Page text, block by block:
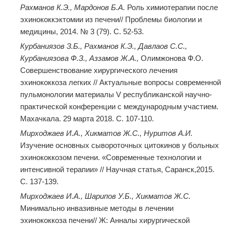
Рахманов К.Э., Мардонов Б.А. Роль химиотерапии после
эхинококкэктомии из печени// Проблемы биологии и
медицины, 2014. № 3 (79). C. 52-53.
Курбаниязов З.Б., Рахманов К.Э., Давлаов С.С.,
Курбаниязова Ф.З., Аззамов Ж.А., Олимжонова Ф.О.
Совершенствование хирургического лечения
эхинококкоза легких // Актуальные вопросы современной
пульмонологии материалы V республиканской научно-
практической конференции с международным участием.
Махачкала. 29 марта 2018. C. 107-110.
Мирходжаев И.А., Хикматов Ж.С., Нуритов А.И.
Изучение основных сывороточных цитокинов у больных
эхинококкозом печени. «Современные технологии и
интенсивной терапии» // Научная статья, Саранск,2015.
С. 137-139.
Мирходжаев И.А., Шарипов У.Б., Хикматов Ж.С.
Минимально инвазивные методы в лечении
эхинококкоза печени// Ж: Анналы хирургической